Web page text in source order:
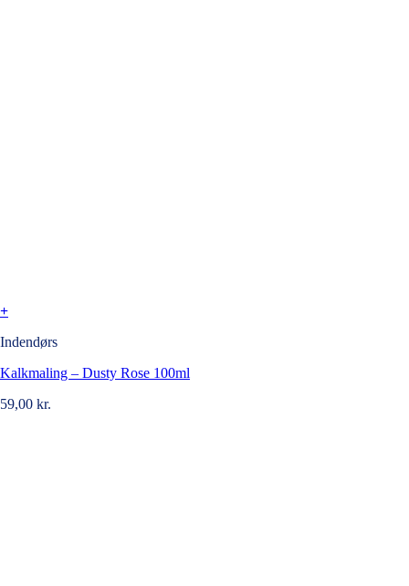
+
Indendørs
Kalkmaling – Dusty Rose 100ml
59,00 kr.